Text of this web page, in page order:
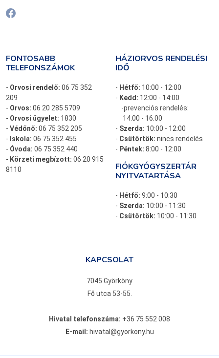
FONTOSABB
TELEFONSZÁMOK
- Orvosi rendelő: 06 75 352
209
- Orvos: 06 20 285 5709
- Orvosi ügyelet: 1830
- Védőnő: 06 75 352 205
- Iskola: 06 75 352 455
- Óvoda: 06 75 352 440
- Körzeti megbízott: 06 20 915
8110
HÁZIORVOS RENDELÉSI
IDŐ
- Hétfő: 10:00 - 12:00
- Kedd: 12:00 - 14:00
-prevenciós rendelés:
14:00 - 16:00
- Szerda: 10:00 - 12:00
- Csütörtök: nincs rendelés
- Péntek: 8:00 - 12:00
FIÓKGYÓGYSZERTÁR
NYITVATARTÁSA
- Hétfő: 9:00 - 10:30
- Szerda: 10:00 - 11:30
- Csütörtök: 10:00 - 11:30
KAPCSOLAT
7045 Györköny
Fő utca 53-55.
Hivatal telefonszáma: +36 75 552 008
E-mail: hivatal@gyorkony.hu